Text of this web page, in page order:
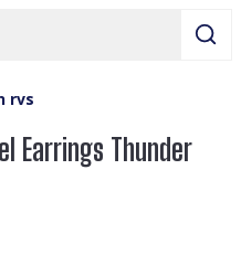
rvs
Earrings Thunder